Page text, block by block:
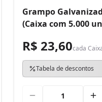
Grampo
(Caixa com 5.000
R$ 23,60cada
Tabela de descontos